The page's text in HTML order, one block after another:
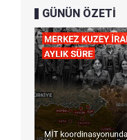
GÜNÜN ÖZETİ